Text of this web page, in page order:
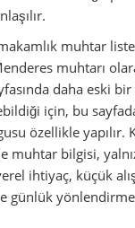
muhtar
muhtarı
daha eski bir
için, bu
özellikle yapılır.
muhtar bilgisi,
ihtiyaç, küçük
günlük yönlendirme